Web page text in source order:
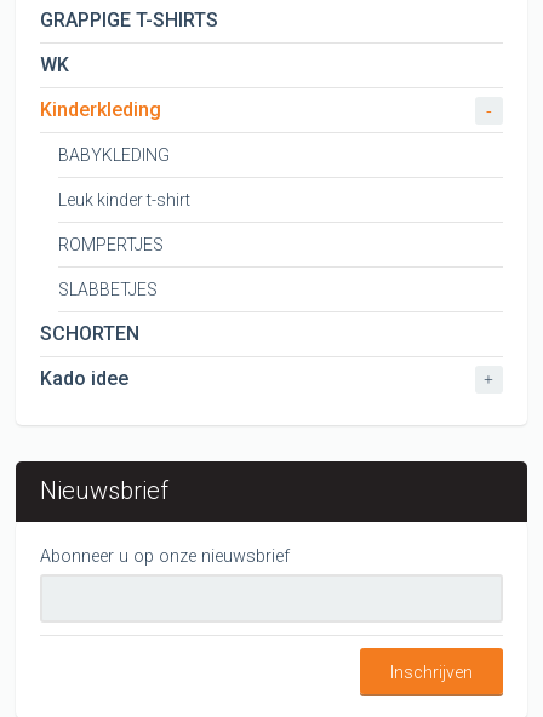
GRAPPIGE T-SHIRTS
WK
Kinderkleding
-
BABYKLEDING
Leuk kinder t-shirt
ROMPERTJES
SLABBETJES
SCHORTEN
Kado idee
+
Nieuwsbrief
Abonneer u op onze nieuwsbrief
Inschrijven